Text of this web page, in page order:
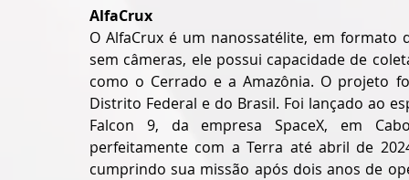
AlfaCrux
O AlfaCrux é um nanossatélite, em formato
sem câmeras, ele possui capacidade de
como o Cerrado e a Amazônia. O projeto
Distrito Federal e do Brasil. Foi lançado ao
Falcon 9, da empresa SpaceX, em
perfeitamente com a Terra até abril de
cumprindo sua missão após dois anos de